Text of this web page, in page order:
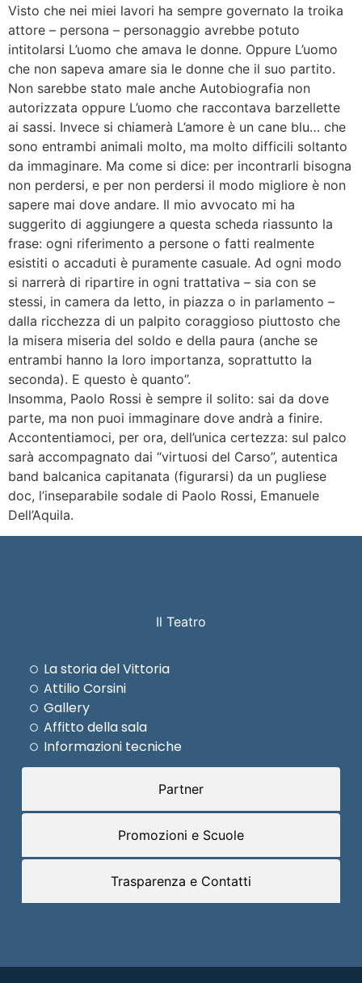
Visto che nei miei lavori ha sempre governato la troika
attore – persona – personaggio avrebbe potuto
intitolarsi L’uomo che amava le donne. Oppure L’uomo
che non sapeva amare sia le donne che il suo partito.
Non sarebbe stato male anche Autobiografia non
autorizzata oppure L’uomo che raccontava barzellette
ai sassi. Invece si chiamerà L’amore è un cane blu… che
sono entrambi animali molto, ma molto difficili soltanto
da immaginare. Ma come si dice: per incontrarli bisogna
non perdersi, e per non perdersi il modo migliore è non
sapere mai dove andare. Il mio avvocato mi ha
suggerito di aggiungere a questa scheda riassunto la
frase: ogni riferimento a persone o fatti realmente
esistiti o accaduti è puramente casuale. Ad ogni modo
si narrerà di ripartire in ogni trattativa – sia con se
stessi, in camera da letto, in piazza o in parlamento –
dalla ricchezza di un palpito coraggioso piuttosto che
la misera miseria del soldo e della paura (anche se
entrambi hanno la loro importanza, soprattutto la
seconda). E questo è quanto”.
Insomma, Paolo Rossi è sempre il solito: sai da dove
parte, ma non puoi immaginare dove andrà a finire.
Accontentiamoci, per ora, dell’unica certezza: sul palco
sarà accompagnato dai “virtuosi del Carso”, autentica
band balcanica capitanata (figurarsi) da un pugliese
doc, l’inseparabile sodale di Paolo Rossi, Emanuele
Dell’Aquila.
Il Teatro
Partner
Promozioni e Scuole
Trasparenza e Contatti
La storia del Vittoria
Attilio Corsini
Gallery
Affitto della sala
Informazioni tecniche